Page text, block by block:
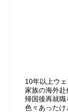
10年以上ウ
家族の海外
帰国後再就
色々あったけ